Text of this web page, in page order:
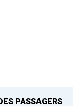
PASSAGERS